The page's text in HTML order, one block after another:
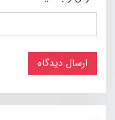
ارسال دیدگاه